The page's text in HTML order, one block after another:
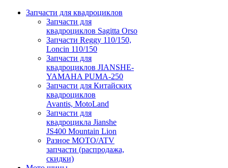
Запчасти для квадроциклов
Запчасти для
квадроциклов Sagitta Orso
Запчасти Reggy 110/150,
Loncin 110/150
Запчасти для
квадроциклов JIANSHE-
YAMAHA PUMA-250
Запчасти для Китайских
квадроциклов
Avantis, MotoLand
Запчасти для
квадроцикла Jianshe
JS400 Mountain Lion
Разное МОТО/ATV
запчасти (распродажа,
скидки)